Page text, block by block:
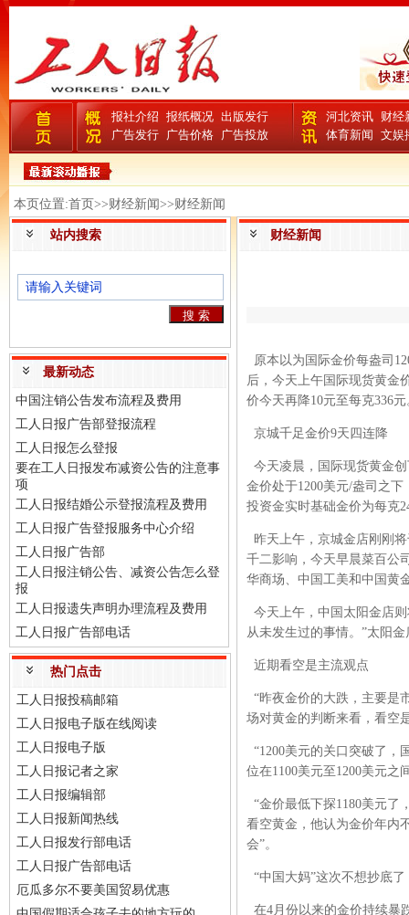
报社介绍 报纸概况 出版发行
广告发行 广告价格 广告投放
河北资讯 财经
体育新闻 文娱
本页位置:首页>>财经新闻>>财经新闻
站内搜索
最新动态
中国注销公告发布流程及费用
工人日报广告部登报流程
工人日报怎么登报
要在工人日报发布减资公告的注意事
项
工人日报结婚公示登报流程及费用
工人日报广告登报服务中心介绍
工人日报广告部
工人日报注销公告、减资公告怎么登
报
工人日报遗失声明办理流程及费用
工人日报广告部电话
热门点击
工人日报投稿邮箱
工人日报电子版在线阅读
工人日报电子版
工人日报记者之家
工人日报编辑部
工人日报新闻热线
工人日报发行部电话
工人日报广告部电话
厄瓜多尔不要美国贸易优惠
财经新闻
原本以为国际金价每盎司
后，今天上午国际现货黄金
价今天再降10元至每克336
京城千足金价9天四连降
今天凌晨，国际现货黄金
金价处于1200美元/盎司之
投资金实时基础金价为每
昨天上午，京城金店刚刚
千二影响，今天早晨菜百公
华商场、中国工美和中国黄
今天上午，中国太阳金店
从未发生过的事情。”太阳
近期看空是主流观点
“昨夜金价的大跌，主要是
场对黄金的判断来看，看
“1200美元的关口突破了，
位在1100美元至1200美元
“金价最低下探1180美元了
看空黄金，他认为金价年内
会”。
“中国大妈”这次不想抄底了
在4月份以来的金价持续暴